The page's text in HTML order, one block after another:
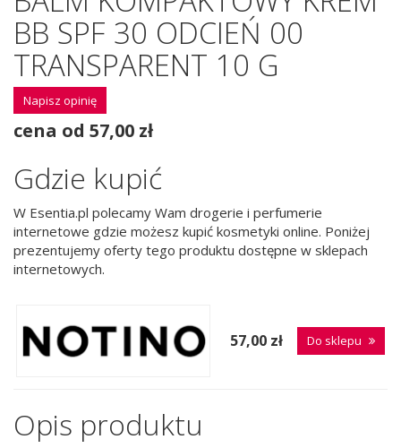
BB SPF 30 ODCIEŃ 00
TRANSPARENT 10 G
Napisz opinię
cena od 57,00 zł
Gdzie kupić
W Esentia.pl polecamy Wam drogerie i perfumerie
internetowe gdzie możesz kupić kosmetyki online. Poniżej
prezentujemy oferty tego produktu dostępne w sklepach
internetowych.
57,00 zł Do sklepu
Opis produktu